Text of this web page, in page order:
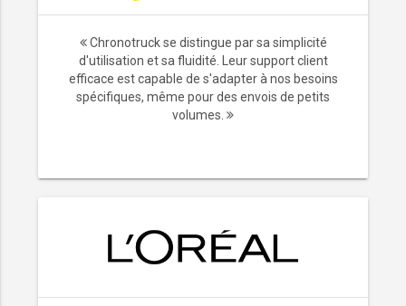
Chronotruck se distingue par sa simplicité
d'utilisation et sa fluidité. Leur support client
efficace est capable de s'adapter à nos besoins
spécifiques, même pour des envois de petits
volumes.